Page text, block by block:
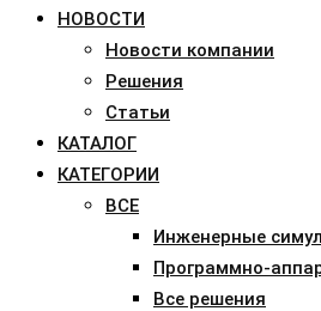
НОВОСТИ
Новости компании
Решения
Статьи
КАТАЛОГ
КАТЕГОРИИ
ВСЕ
Инженерные
Программно-
Все решения